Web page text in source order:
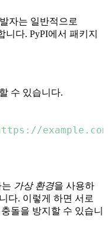
자는 일반적으로
니다. PyPI에서 패키지
수 있습니다.
가상 환경을 사용하
다. 이렇게 하면 서로
돌을 방지할 수 있습니